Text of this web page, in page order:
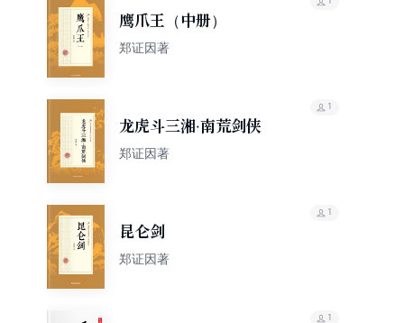
鹰爪王（中册）
郑证因著
龙虎斗三湘·南荒剑侠
郑证因著
1
昆仑剑
郑证因著
1
1